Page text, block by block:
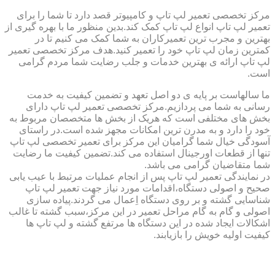
مرکز تخصصی تعمیر لپ تاپ و کامپیوتر قصد دارد تا شما را برای
تعمیر لپ تاپ انواع لپ تاپ کمک کند.بدین منظور ما با بهره گیری از
بهترین و مجرب ترین تعمیرکاران به شما کمک می کنیم تا در
کمترین زمان لپ تاپ خود را تعمیر کنید.هدف مرکز تخصصی تعمیر
لپ تاپ ارائه ی بهترین خدمات و جلب رضایت شما مردم گرامی
است.
ما سالهاست بر پایه ی دو اصل تعهد و تضمین کیفیت به خدمت
رسانی به شما می پردازیم.مرکز تخصصی تعمیر لپ تاپ دارای
بخش های مختلفی است که هریک از بخش ها متخصصان مربوط به
خود را دارد و به مدرن ترین امکانات مجهز شده است.در راستای
آسودگی خیال شما گرامیان این مرکز برای تعمیر تخصصی لپ تاپ
تنها از قطعات اورجینال استفاده می کند.تضمین کیفیت ما رضایت
شما متقاضیان گرامی می باشد.
در نمایندگی تعمیر لپ تاپ پس از انجام عملیات مرتبط با عیب یابی
صحیح و اصولی دستگاه،اقدامات مورد نیاز جهت تعمیر لپ تاپ
شناسایی گشته و بر روی دستگاه اِعمال می گردند.پیاده سازی
اصولی و گام به گام مراحل تعمیر در این مرکز،سبب گشته تا غالب
اشکالات ایجاد شده در این دستگاه ها مرتفع گشته و لپ تاپ ها
کیفیت اولیه خویش را بازیابند.